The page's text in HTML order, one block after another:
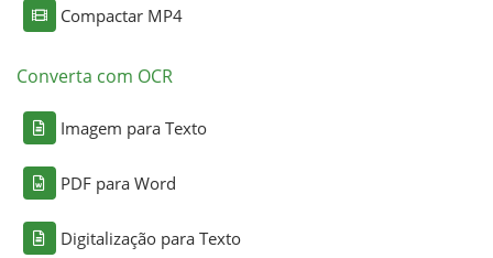
Compactar MP4
Converta com OCR
Imagem para Texto
PDF para Word
Digitalização para Texto